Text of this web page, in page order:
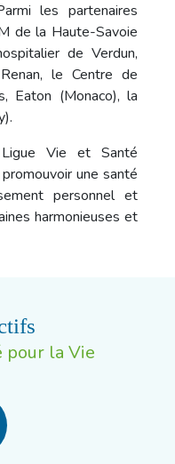
les partenaires
de la Haute-Savoie
de Verdun,
le Centre de
Eaton (Monaco), la
Vie et Santé
une santé
personnel et
harmonieuses et
pour la Vie